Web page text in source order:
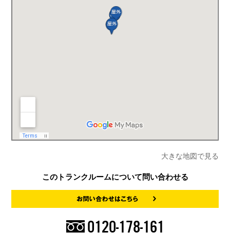
大きな地図で見る
このトランクルームについて問い合わせる
0120-178-161